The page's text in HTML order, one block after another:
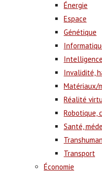
Énergie
Espace
Génétique
Invalidité,
Matériaux/
Réalité
Robotique,
Santé,
Transport
Économie